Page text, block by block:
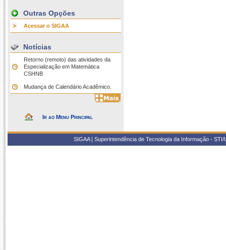
Outras Opções
Acessar o SIGAA
Notícias
Retorno (remoto) das atividades da
Especialização em Matemática
CSHNB
Mudança de Calendário Acadêmico.
Ir ao Menu Principal
SIGAA | Superintendência de Tecnologia da Informação -